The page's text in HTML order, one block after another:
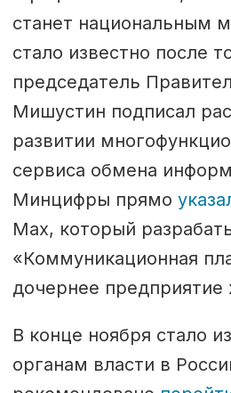
станет национальным
стало известно после
председатель
Мишустин подписал
развитии
сервиса обмена
Минцифры прямо
Max, который
«Коммуникационная
дочернее предприятие
В конце ноября стало
органам власти в